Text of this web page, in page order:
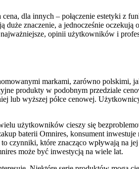
dla innych – połączenie estetyki z
znaczenie, a jednocześnie
opinii użytkowników i
markami, zarówno polskimi,
produkty w podobnym przedziale
wyższej półce cenowej.
użytkowników cieszy się
baterii Omnires, konsument
czynniki, które znacząco wpływają na
może być inwestycją na wiele lat.